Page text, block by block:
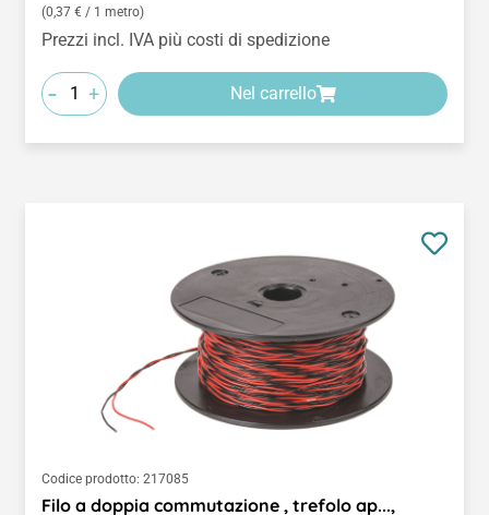
(0,37 € / 1 metro)
Prezzi incl. IVA più costi di spedizione
- + Nel carrello
Codice prodotto: 217085
Filo a doppia commutazione , trefolo ap...,